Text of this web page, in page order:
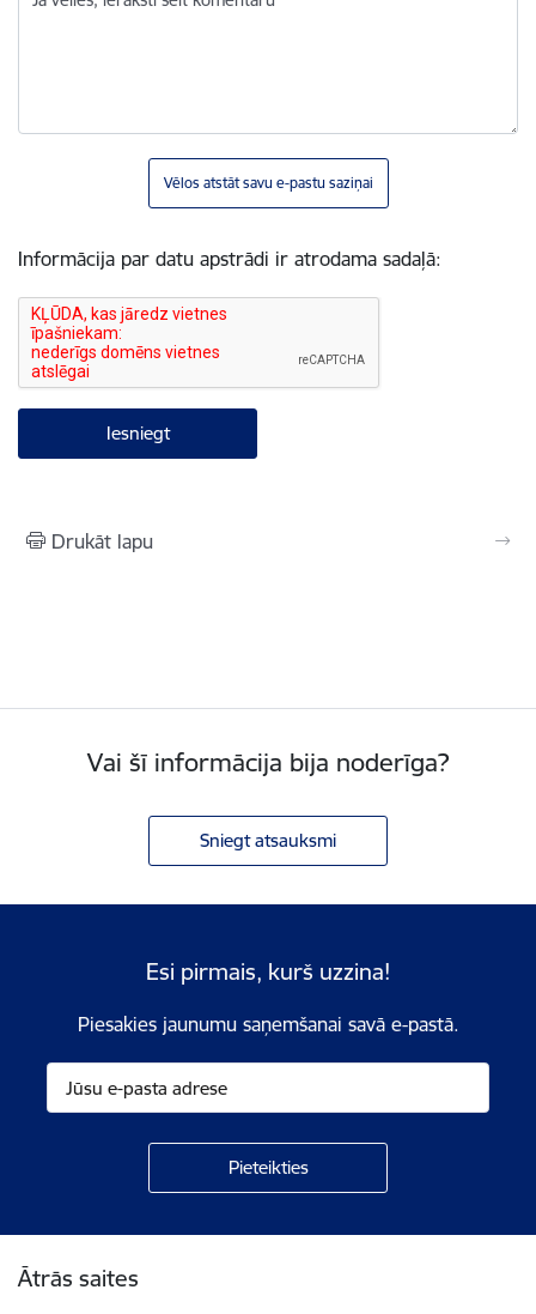
Vēlos atstāt savu e-pastu saziņai
Informācija par datu apstrādi ir atrodama sadaļā:
Drukāt lapu
Vai šī informācija bija noderīga?
Sniegt atsauksmi
Esi pirmais, kurš uzzina!
Piesakies jaunumu saņemšanai savā e-pastā.
Ātrās saites